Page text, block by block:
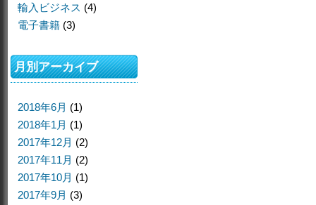
輸入ビジネス (4)
電子書籍 (3)
月別アーカイブ
2018年6月 (1)
2018年1月 (1)
2017年12月 (2)
2017年11月 (2)
2017年10月 (1)
2017年9月 (3)